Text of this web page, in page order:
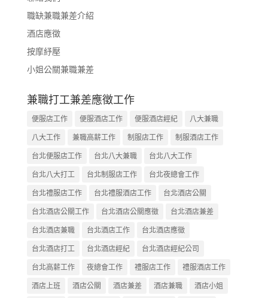
職缺兼職兼差介紹
酒店應徵
按摩紓壓
小姐公關兼職兼差
兼職打工兼差應徵工作
便服店工作 便服酒店工作 便服酒店經紀
八大兼職
八大工作
兼職高薪工作 制服店工作
制服酒店工作
台北便服店工作
台北八大兼職
台北八大工作
台北八大打工
台北制服店工作
台北夜總會工作
台北禮服店工作
台北禮服酒店工作
台北酒店公關
台北酒店公關工作
台北酒店公關應徵
台北酒店兼差
台北酒店兼職
台北酒店工作
台北酒店應徵
台北酒店打工
台北酒店經紀
台北酒店經紀公司
台北高薪工作
夜總會工作 禮服店工作
禮服酒店工作
酒店上班
酒店公關 酒店兼差 酒店兼職
酒店小姐